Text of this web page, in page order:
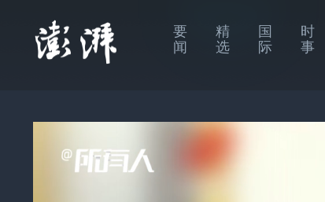
要
闻
精
选
国
际
时
事